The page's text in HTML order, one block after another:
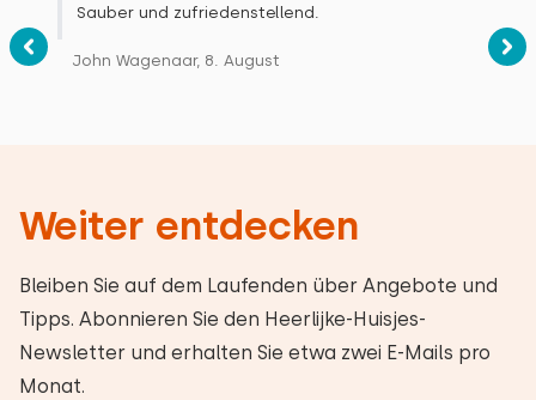
Sauber und zufriedenstellend.
John Wagenaar, 8. August
Weiter entdecken
Bleiben Sie auf dem Laufenden über Angebote und
Tipps. Abonnieren Sie den Heerlijke-Huisjes-
Newsletter und erhalten Sie etwa zwei E-Mails pro
Monat.